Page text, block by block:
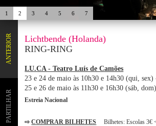
1 2 3 4 5 6 7
ANTERIOR
PARTILHAR
Lichtbende (Holanda)
RING-RING
LU.CA - Teatro Luís de Camões
23 e 24 de maio às 10h30 e 14h30 (qui,
25 e 26 de maio às 11h30 e 16h30 (sáb,
Estreia Nacional
⇨COMPRAR BILHETES Bilhetes: Escolas 3€